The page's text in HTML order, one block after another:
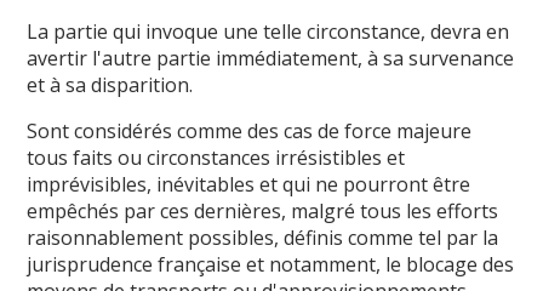
La partie qui invoque une telle circonstance, devra en
avertir l'autre partie immédiatement, à sa survenance
et à sa disparition.
Sont considérés comme des cas de force majeure
tous faits ou circonstances irrésistibles et
imprévisibles, inévitables et qui ne pourront être
empêchés par ces dernières, malgré tous les efforts
raisonnablement possibles, définis comme tel par la
jurisprudence française et notamment, le blocage des